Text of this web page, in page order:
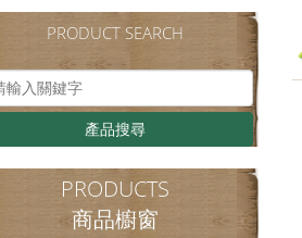
PRODUCT SEARCH
產品搜尋
PRODUCTS
商品櫥窗